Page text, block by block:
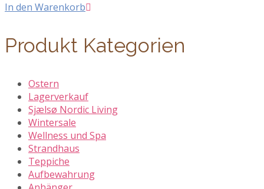
In den Warenkorb
Produkt Kategorien
Ostern
Lagerverkauf
Sjælsø Nordic Living
Wintersale
Wellness und Spa
Strandhaus
Teppiche
Aufbewahrung